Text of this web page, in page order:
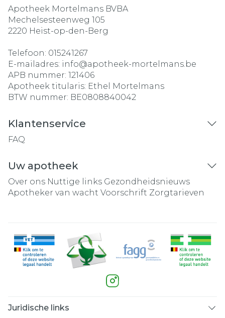
Apotheek Mortelmans BVBA
Mechelsesteenweg 105
2220 Heist-op-den-Berg
Telefoon: 015241267
E-mailadres: info@apotheek-mortelmans.be
APB nummer: 121406
Apotheek titularis: Ethel Mortelmans
BTW nummer: BE0808840042
Klantenservice
FAQ
Uw apotheek
Over ons Nuttige links Gezondheidsnieuws
Apotheker van wacht Voorschrift Zorgtarieven
Juridische links